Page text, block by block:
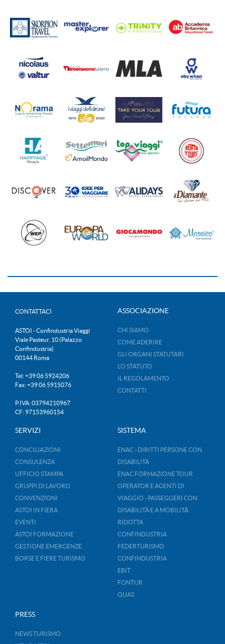
CONTATTACI
ASTOI - Confindustria Viaggi
Viale Pasteur, 10 (Palazzo
Confindustria)
00144 Roma
Tel: +39 06 5924206
Fax: +39 06 5915076
P.IVA: 03794210967
CF: 97153960154
ASSOCIAZIONE
CHI SIAMO
COME ADERIRE
GLI ORGANI STATUTARI
LO STATUTO
IL REGOLAMENTO
CONTATTI
SERVIZI
CONCILIAZIONI
CONSULENZA
UFFICIO STAMPA
GRUPPI DI LAVORO
CONVENZIONI
ASTOI IN FIERA
EVENTI
ASTOI FORMAZIONE
GESTIONE EMERGENZE
BORSE E FIERE TURISMO
SISTEMA
ENAC - DIRITTI PERSONE CON
DISABILITÀ
ENAC FORMAZIONE TOUR
OPERATOR E AGENTI DI
VIAGGIO - PASSEGGERI CON
DISABILITÀ E A MOBILITÀ
RIDOTTA
CONFINDUSTRIA
FEDERTURISMO
CONFINDUSTRIA
EBIT
FONTUR
QUAS
PRESS
NEWS TURISMO